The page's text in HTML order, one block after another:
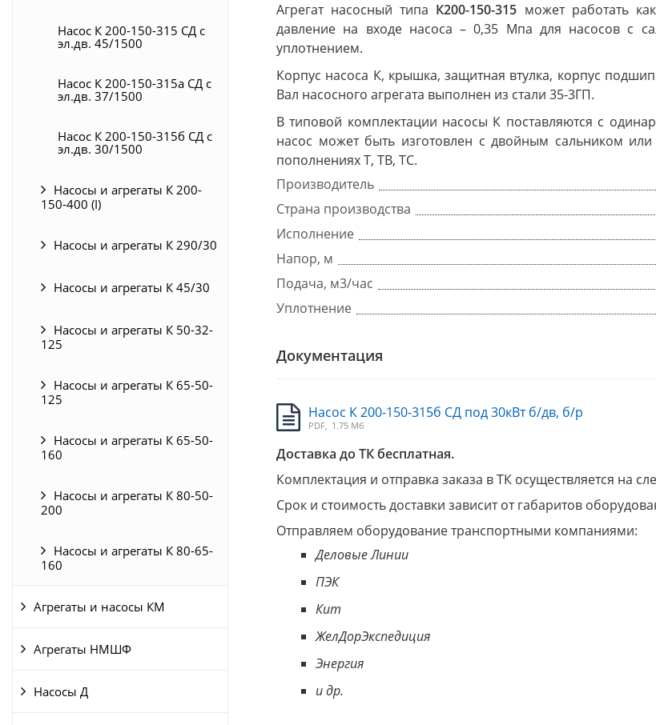
Насос К 200-150-315 СД с
эл.дв. 45/1500
Насос К 200-150-315а СД с
эл.дв. 37/1500
Насос К 200-150-315б СД с
эл.дв. 30/1500
Насосы и агрегаты К 200-
150-400 (I)
Насосы и агрегаты К 290/30
Насосы и агрегаты К 45/30
Насосы и агрегаты К 50-32-
125
Насосы и агрегаты К 65-50-
125
Насосы и агрегаты К 65-50-
160
Насосы и агрегаты К 80-50-
200
Насосы и агрегаты К 80-65-
160
Агрегаты и насосы КМ
Агрегаты НМШФ
Насосы Д
Агрегат насосный типа К200-150-315 может работать
давление на входе насоса – 0,35 Мпа для насосов с
уплотнением.
Корпус насоса К, крышка, защитная втулка, корпус
Вал насосного агрегата выполнен из стали 35-3ГП.
В типовой комплектации насосы К поставляются с
насос может быть изготовлен с двойным сальником
пополнениях Т, ТВ, ТС.
Производитель
Страна производства
Исполнение
Напор, м
Подача, м3/час
Уплотнение
Документация
Насос К 200-150-315б СД под 30кВт б/дв, б/р
PDF, 1.75 Мб
Доставка до ТК бесплатная.
Комплектация и отправка заказа в ТК осуществляется на
Срок и стоимость доставки зависит от габаритов
Отправляем оборудование транспортными компаниями:
Деловые Линии
ПЭК
Кит
ЖелДорЭкспедиция
Энергия
и др.